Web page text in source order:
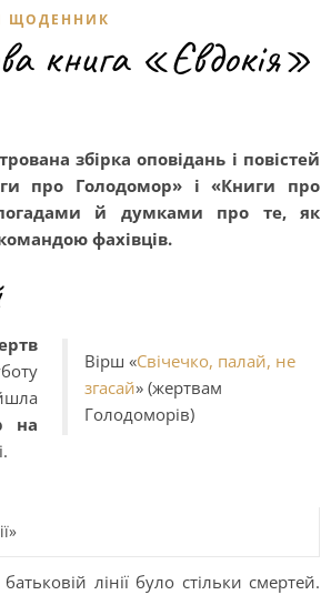
ЩОДЕННИК
книга «Євдокія»
збірка оповідань і повістей
про Голодомор» і «Книги про
спогадами й думками про те, як
фахівців.
Вірш «Свічечко, палай, не
згасай» (жертвам
Голодоморів)
на
лінії було стільки смертей.